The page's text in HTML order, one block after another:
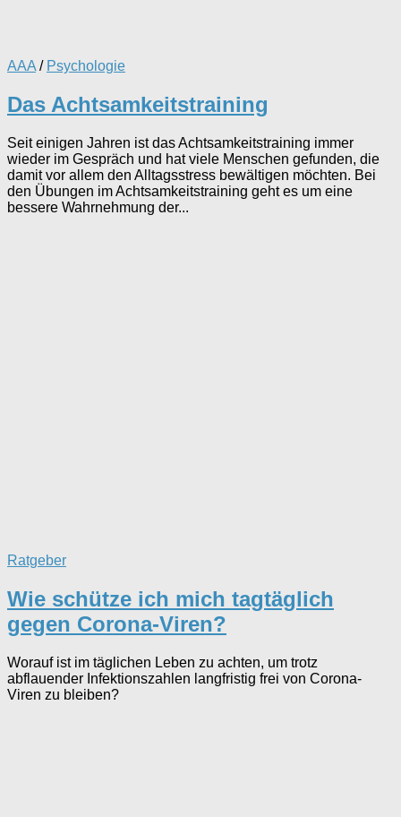
AAA/ Psychologie
Das Achtsamkeitstraining
Seit einigen Jahren ist das Achtsamkeitstraining immer
wieder im Gespräch und hat viele Menschen gefunden, die
damit vor allem den Alltagsstress bewältigen möchten. Bei
den Übungen im Achtsamkeitstraining geht es um eine
bessere Wahrnehmung der...
Ratgeber
Wie schütze ich mich tagtäglich
gegen Corona-Viren?
Worauf ist im täglichen Leben zu achten, um trotz
abflauender Infektionszahlen langfristig frei von Corona-
Viren zu bleiben?